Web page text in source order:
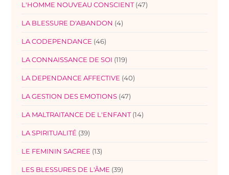
L'HOMME NOUVEAU CONSCIENT (47)
LA BLESSURE D'ABANDON (4)
LA CODEPENDANCE (46)
LA CONNAISSANCE DE SOI (119)
LA DEPENDANCE AFFECTIVE (40)
LA GESTION DES EMOTIONS (47)
LA MALTRAITANCE DE L'ENFANT (14)
LA SPIRITUALITÉ (39)
LE FEMININ SACREE (13)
LES BLESSURES DE L'ÂME (39)